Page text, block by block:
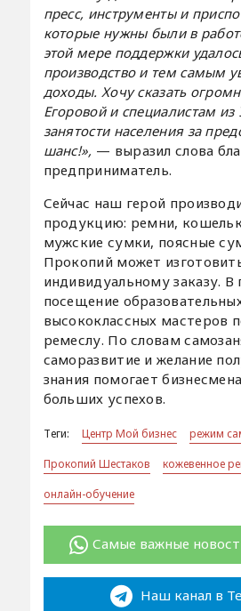
пресс, инструменты и
которые нужны были в
этой мере поддержки
производство и тем самым
доходы. Хочу сказать
Егоровой и специалистам
занятости населения за
шанс!», — выразил слова
предприниматель.
Сейчас наш герой
продукцию: ремни,
мужские сумки, поясные
Прокопий может
индивидуальному заказу. В
посещение
высококлассных мастеров
ремеслу. По словам
саморазвитие и желание
знания помогает
больших успехов.
Теги: Центр Мой бизнес
режим
Прокопий Шестаков
кожевенное
онлайн-обучение
Самые важные
Наш канал в